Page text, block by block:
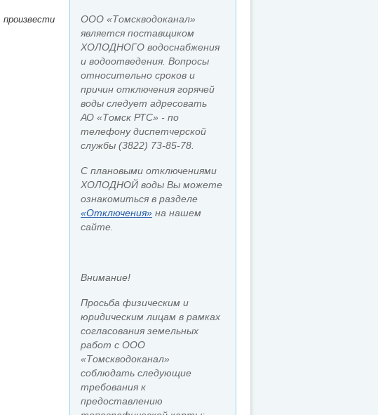
ООО «Томскводоканал»
является поставщиком
ХОЛОДНОГО водоснабжения
и водоотведения. Вопросы
относительно сроков и
причин отключения горячей
воды следует адресовать
АО «Томск РТС» - по
телефону диспетчерской
службы (3822) 73-85-78.
С плановыми отключениями
ХОЛОДНОЙ воды Вы можете
ознакомиться в разделе
«Отключения» на нашем
сайте.
Внимание!
Просьба физическим и
юридическим лицам в рамках
согласования земельных
работ с ООО
«Томскводоканал»
соблюдать следующие
требования к
предоставлению